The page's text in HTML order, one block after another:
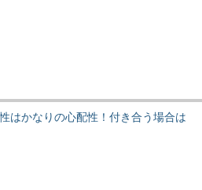
はかなりの心配性！付き合う場合は